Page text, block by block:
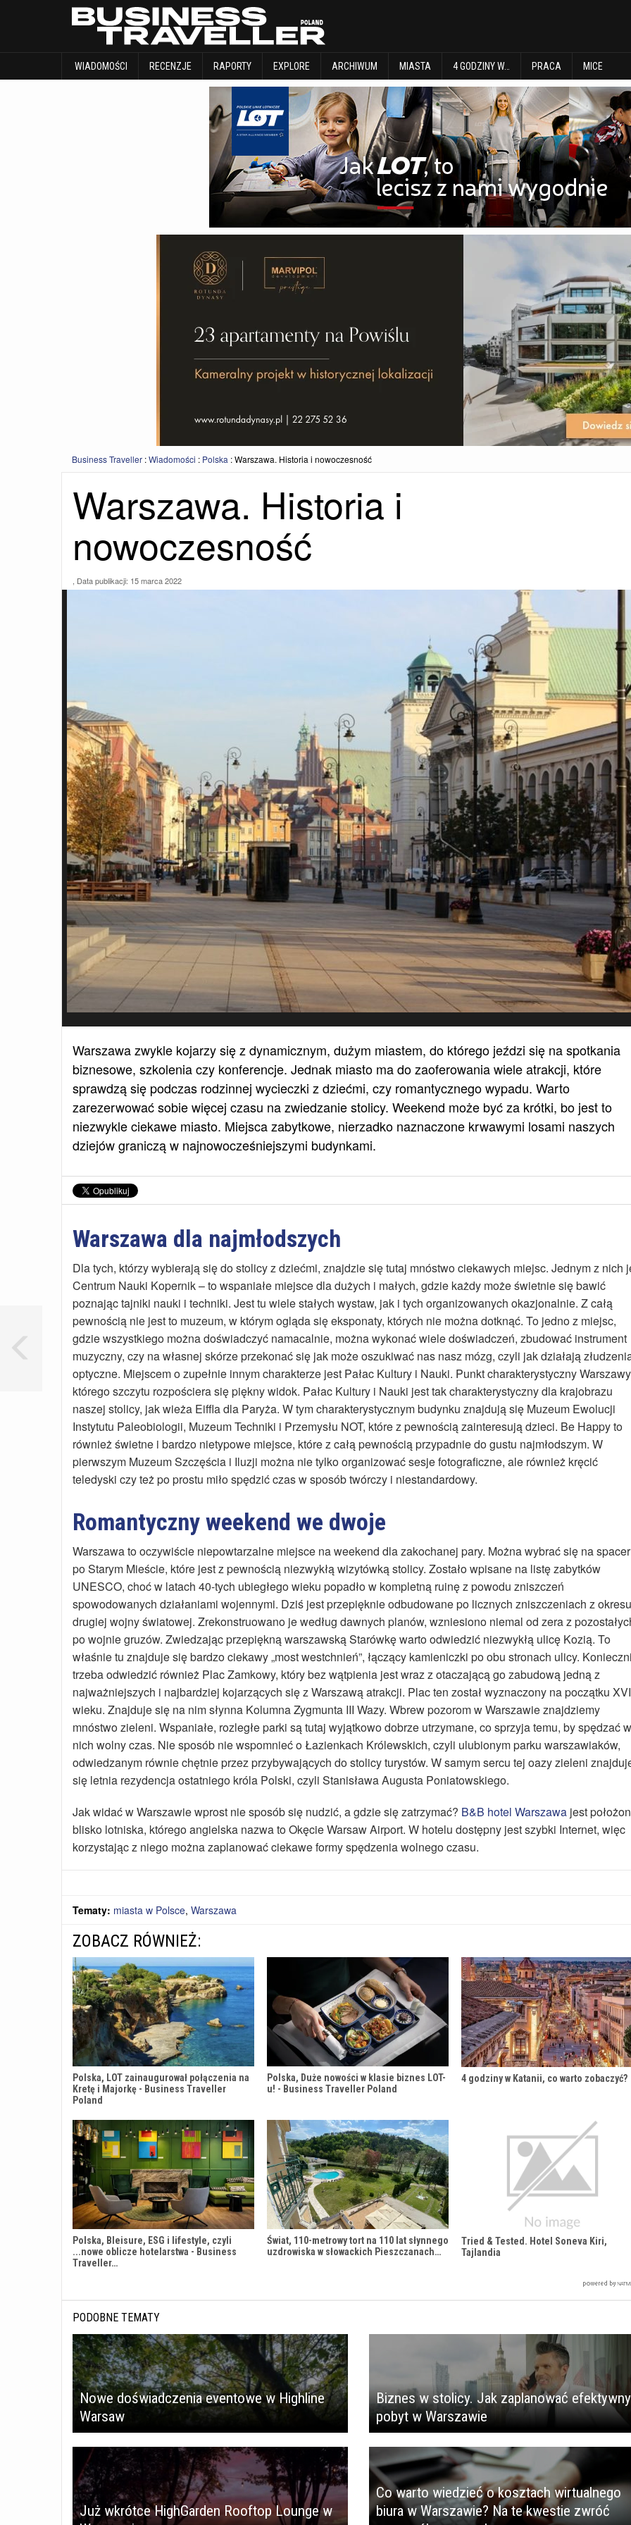
WIADOMOŚCI RECENZJE RAPORTY EXPLORE ARCHIWUM MIASTA 4 GODZINY W… PRACA MICE
WIADOMOŚCI RECENZJE
Business Traveller :Wiadomości : Polska :Warszawa. Historia i nowoczesność
Warszawa. Historia i
nowoczesność
, Data publikacji: 15 marca 2022
Warszawa zwykle kojarzy się z dynamicznym, dużym miastem, do którego jeździ się na spotkania
biznesowe, szkolenia czy konferencje. Jednak miasto ma do zaoferowania wiele atrakcji, które
sprawdzą się podczas rodzinnej wycieczki z dziećmi, czy romantycznego wypadu. Warto
zarezerwować sobie więcej czasu na zwiedzanie stolicy. Weekend może być za krótki, bo jest to
niezwykle ciekawe miasto. Miejsca zabytkowe, nierzadko naznaczone krwawymi losami naszych
dziejów graniczą w najnowocześniejszymi budynkami.
Warszawa dla najmłodszych
Dla tych, którzy wybierają się do stolicy z dziećmi, znajdzie się tutaj mnóstwo ciekawych miejsc. Jednym z nich
Centrum Nauki Kopernik – to wspaniałe miejsce dla dużych i małych, gdzie każdy może świetnie się bawić
poznając tajniki nauki i techniki. Jest tu wiele stałych wystaw, jak i tych organizowanych okazjonalnie. Z całą
pewnością nie jest to muzeum, w którym ogląda się eksponaty, których nie można dotknąć. To jedno z miejsc,
gdzie wszystkiego można doświadczyć namacalnie, można wykonać wiele doświadczeń, zbudować instrument
muzyczny, czy na własnej skórze przekonać się jak może oszukiwać nas nasz mózg, czyli jak działają
optyczne. Miejscem o zupełnie innym charakterze jest Pałac Kultury i Nauki. Punkt charakterystyczny
którego szczytu rozpościera się piękny widok. Pałac Kultury i Nauki jest tak charakterystyczny dla krajobrazu
naszej stolicy, jak wieża Eiffla dla Paryża. W tym charakterystycznym budynku znajdują się Muzeum Ewolucji
Instytutu Paleobiologii, Muzeum Techniki i Przemysłu NOT, które z pewnością zainteresują dzieci. Be Happy to
również świetne i bardzo nietypowe miejsce, które z całą pewnością przypadnie do gustu najmłodszym. W
pierwszym Muzeum Szczęścia i Iluzji można nie tylko organizować sesje fotograficzne, ale również kręcić
teledyski czy też po prostu miło spędzić czas w sposób twórczy i niestandardowy.
Romantyczny weekend we dwoje
Warszawa to oczywiście niepowtarzalne miejsce na weekend dla zakochanej pary. Można wybrać się na spacer
po Starym Mieście, które jest z pewnością niezwykłą wizytówką stolicy. Zostało wpisane na listę zabytków
UNESCO, choć w latach 40-tych ubiegłego wieku popadło w kompletną ruinę z powodu zniszczeń
spowodowanych działaniami wojennymi. Dziś jest przepięknie odbudowane po licznych zniszczeniach z okresu
drugiej wojny światowej. Zrekonstruowano je według dawnych planów, wzniesiono niemal od zera z
po wojnie gruzów. Zwiedzając przepiękną warszawską Starówkę warto odwiedzić niezwykłą ulicę Kozią. To
właśnie tu znajduje się bardzo ciekawy „most westchnień”, łączący kamieniczki po obu stronach ulicy.
trzeba odwiedzić również Plac Zamkowy, który bez wątpienia jest wraz z otaczającą go zabudową jedną z
najważniejszych i najbardziej kojarzących się z Warszawą atrakcji. Plac ten został wyznaczony na początku
wieku. Znajduje się na nim słynna Kolumna Zygmunta III Wazy. Wbrew pozorom w Warszawie znajdziemy
mnóstwo zieleni. Wspaniałe, rozległe parki są tutaj wyjątkowo dobrze utrzymane, co sprzyja temu, by spędzać w
nich wolny czas. Nie sposób nie wspomnieć o Łazienkach Królewskich, czyli ulubionym parku warszawiaków,
odwiedzanym równie chętnie przez przybywających do stolicy turystów. W samym sercu tej oazy zieleni
się letnia rezydencja ostatniego króla Polski, czyli Stanisława Augusta Poniatowskiego.
Jak widać w Warszawie wprost nie sposób się nudzić, a gdzie się zatrzymać? B&B hotel Warszawa jest
blisko lotniska, którego angielska nazwa to Okęcie Warsaw Airport. W hotelu dostępny jest szybki Internet, więc
korzystając z niego można zaplanować ciekawe formy spędzenia wolnego czasu.
Tematy: miasta w Polsce, Warszawa
ZOBACZ RÓWNIEŻ:
Polska, LOT zainaugurował połączenia na
Kretę i Majorkę - Business Traveller
Poland
Polska, Duże nowości w klasie biznes LOT-
u! - Business Traveller Poland
4 godziny w Katanii, co warto zobaczyć?
Polska, Bleisure, ESG i lifestyle, czyli
...nowe oblicze hotelarstwa - Business
Traveller…
Świat, 110-metrowy tort na 110 lat słynnego
uzdrowiska w słowackich Pieszczanach…
Tried & Tested. Hotel Soneva Kiri,
Tajlandia
PODOBNE TEMATY
Nowe doświadczenia eventowe w Highline
Warsaw
Biznes w stolicy. Jak zaplanować efektywny
pobyt w Warszawie
Już wkrótce HighGarden Rooftop Lounge w
Co warto wiedzieć o kosztach wirtualnego
biura w Warszawie? Na te kwestie zwróć